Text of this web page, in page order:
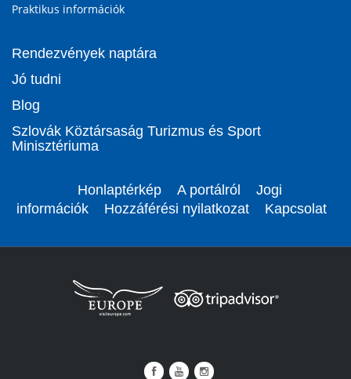
Praktikus információk
Rendezvények naptára
Jó tudni
Blog
Szlovák Köztársaság Turizmus és Sport
Minisztériuma
Honlaptérkép A portálról
Jogi
információk
Hozzáférési nyilatkozat Kapcsolat